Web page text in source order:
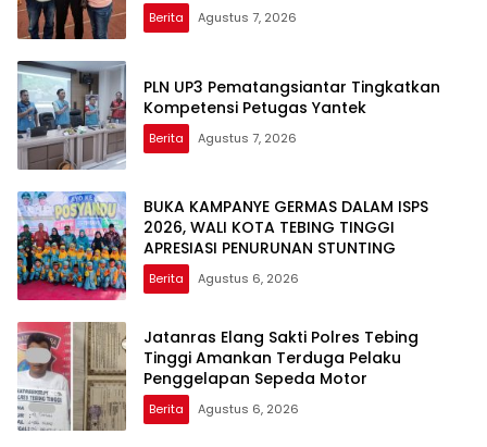
Berita Agustus 7, 2026
PLN UP3 Pematangsiantar Tingkatkan
Kompetensi Petugas Yantek
Berita Agustus 7, 2026
BUKA KAMPANYE GERMAS DALAM ISPS
2026, WALI KOTA TEBING TINGGI
APRESIASI PENURUNAN STUNTING
Berita Agustus 6, 2026
Jatanras Elang Sakti Polres Tebing
Tinggi Amankan Terduga Pelaku
Penggelapan Sepeda Motor
Berita Agustus 6, 2026